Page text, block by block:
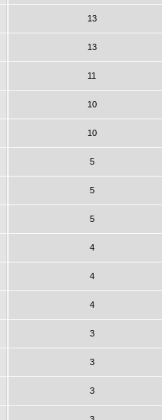
13
13
11
10
10
5
5
5
4
4
4
3
3
3